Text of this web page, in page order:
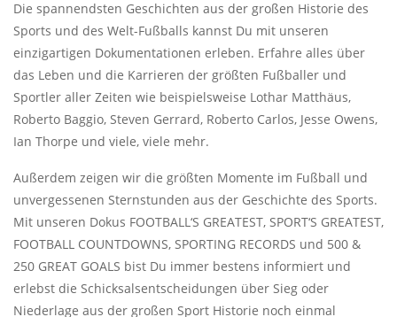
Die spannendsten Geschichten aus der großen Historie des
Sports und des Welt-Fußballs kannst Du mit unseren
einzigartigen Dokumentationen erleben. Erfahre alles über
das Leben und die Karrieren der größten Fußballer und
Sportler aller Zeiten wie beispielsweise Lothar Matthäus,
Roberto Baggio, Steven Gerrard, Roberto Carlos, Jesse Owens,
Ian Thorpe und viele, viele mehr.
Außerdem zeigen wir die größten Momente im Fußball und
unvergessenen Sternstunden aus der Geschichte des Sports.
Mit unseren Dokus FOOTBALL‘S GREATEST, SPORT‘S GREATEST,
FOOTBALL COUNTDOWNS, SPORTING RECORDS und 500 &
250 GREAT GOALS bist Du immer bestens informiert und
erlebst die Schicksalsentscheidungen über Sieg oder
Niederlage aus der großen Sport Historie noch einmal